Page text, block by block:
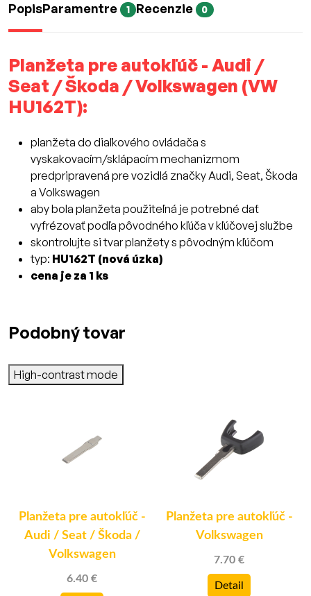
PopisParamentre 1 Recenzie 0
Planžeta pre autokľúč - Audi /
Seat / Škoda / Volkswagen (VW
HU162T):
planžeta do diaľkového ovládača s
vyskakovacím/sklápacím mechanizmom
predpripravená pre vozidlá značky Audi, Seat, Škoda
a Volkswagen
aby bola planžeta použiteľná je potrebné dať
vyfrézovať podľa pôvodného kľúča v kľúčovej službe
skontrolujte si tvar planžety s pôvodným kľúčom
typ: HU162T (nová úzka)
cena je za 1 ks
Podobný tovar
High-contrast mode
Planžeta pre autokľúč -
Audi / Seat / Škoda /
Volkswagen
6.40 €
Planžeta pre autokľúč -
Volkswagen
7.70 €
Detail